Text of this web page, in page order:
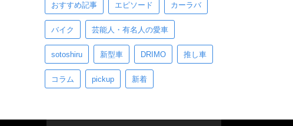
おすすめ記事 エピソード カーラバ
バイク 芸能人・有名人の愛車
sotoshiru 新型車 DRIMO 推し車
コラム pickup 新着